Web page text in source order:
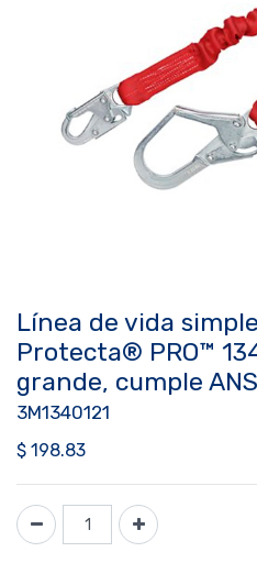
Línea de vida
Protecta® PRO™
grande, cumple
3M1340121
$ 198.83